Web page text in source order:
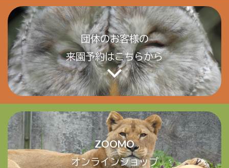
団体のお客様の
来園予約はこちらから
ZOOMO
オンラインショップ